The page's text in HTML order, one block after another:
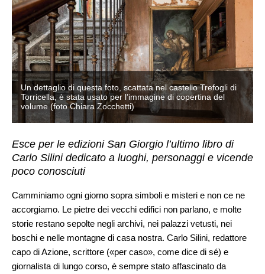
Un dettaglio di questa foto, scattata nel castello Trefogli di
Torricella, è stata usato per l’immagine di copertina del
volume (foto Chiara Zocchetti)
Esce per le edizioni San Giorgio l’ultimo libro di
Carlo Silini dedicato a luoghi, personaggi e vicende
poco conosciuti
Camminiamo ogni giorno sopra simboli e misteri e non ce ne
accorgiamo. Le pietre dei vecchi edifici non parlano, e molte
storie restano sepolte negli archivi, nei palazzi vetusti, nei
boschi e nelle montagne di casa nostra. Carlo Silini, redattore
capo di Azione, scrittore («per caso», come dice di sé) e
giornalista di lungo corso, è sempre stato affascinato da